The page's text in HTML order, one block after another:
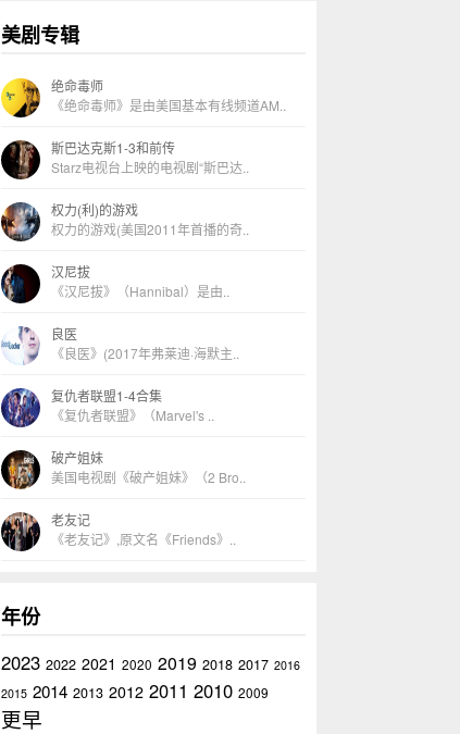
美剧专辑
绝命毒师
《绝命毒师》是由美国基本有线频道AM..
斯巴达克斯1-3和前传
Starz电视台上映的电视剧“斯巴达..
权力(利)的游戏
权力的游戏(美国2011年首播的奇..
汉尼拔
《汉尼拔》（Hannibal）是由..
良医
《良医》(2017年弗莱迪·海默主..
复仇者联盟1-4合集
《复仇者联盟》（Marvel's ..
破产姐妹
美国电视剧《破产姐妹》（2 Bro..
老友记
《老友记》,原文名《Friends》..
年份
2023 2022 2021 2020 2019 2018 2017 2016
2015 2014 2013 2012 2011 2010 2009
更早